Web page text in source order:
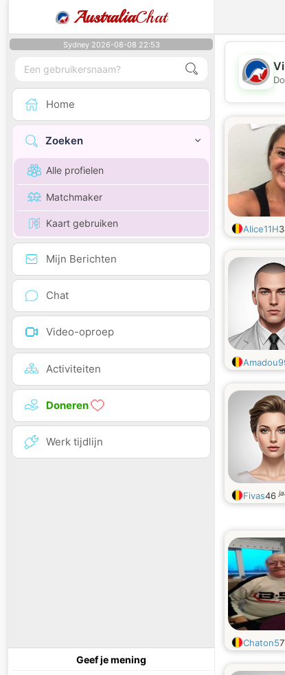
AustraliaChat
Sydney 2026-08-08 22:53
Home
Zoeken
Alle profielen
Matchmaker
Kaart gebruiken
Mijn Berichten
Chat
Video-oproep
Activiteiten
Doneren
Werk tijdlijn
Geef je mening
Alice11H
Fivas46
Chaton5